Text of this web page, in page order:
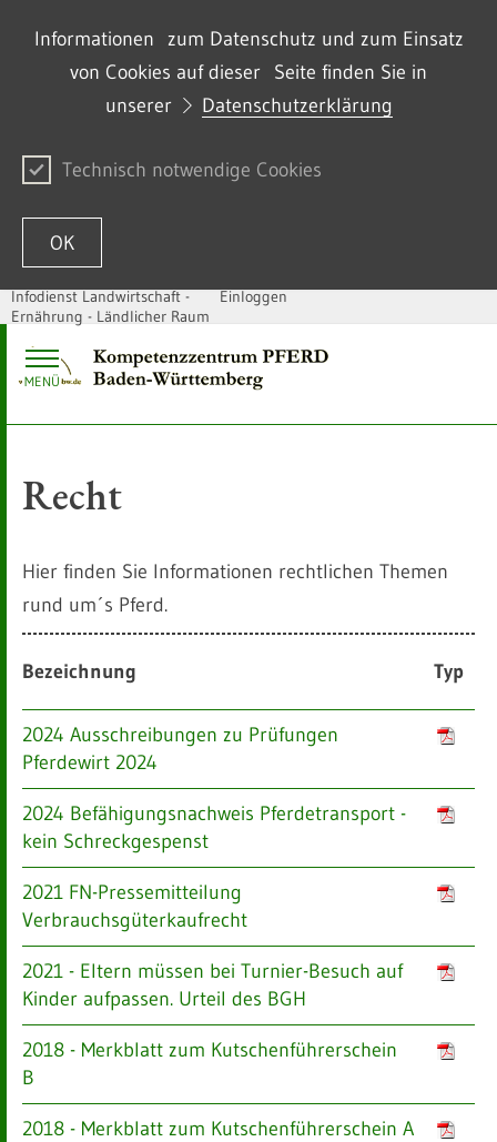
Informationen zum Datenschutz und zum Einsatz
von Cookies auf dieser Seite finden Sie in
unserer
Datenschutzerklärung
Technisch notwendige Cookies
OK
Zum Inhalt springen
Infodienst Landwirtschaft -
Ernährung - Ländlicher Raum
Einloggen
MENÜ
Recht
Hier finden Sie Informationen rechtlichen Themen
rund um´s Pferd.
Bezeichnung Typ
2024 Ausschreibungen zu Prüfungen
Pferdewirt 2024
2024 Befähigungsnachweis Pferdetransport -
kein Schreckgespenst
2021 FN-Pressemitteilung
Verbrauchsgüterkaufrecht
2021 - Eltern müssen bei Turnier-Besuch auf
Kinder aufpassen. Urteil des BGH
2018 - Merkblatt zum Kutschenführerschein
B
2018 - Merkblatt zum Kutschenführerschein A